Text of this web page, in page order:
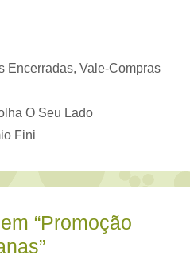
Encerradas, Vale-Compras
O Seu Lado
Fini
“Promoção